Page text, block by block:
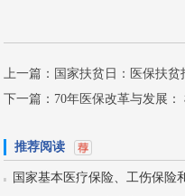
上一篇： 国家扶贫日：医保扶
下一篇： 70年医保改革与发展：
推荐阅读
国家基本医疗保险、工伤保险